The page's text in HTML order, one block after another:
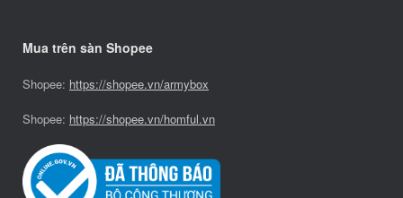
Mua trên sàn Shopee
Shopee: https://shopee.vn/armybox
Shopee: https://shopee.vn/homful.vn